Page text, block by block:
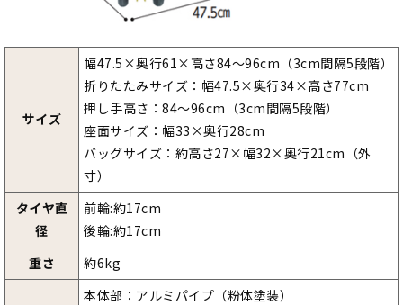
サイズ
幅47.5×奥行61×高さ84～96cm（3cm間隔5段階）
折りたたみサイズ：幅47.5×奥行34×高さ77cm
押し手高さ：84～96cm（3cm間隔5段階）
座面サイズ：幅33×奥行28cm
バッグサイズ：約高さ27×幅32×奥行21cm（外
寸）
タイヤ直
径
前輪:約17cm
後輪:約17cm
重さ
約6kg
本体部：アルミパイプ（粉体塗装）